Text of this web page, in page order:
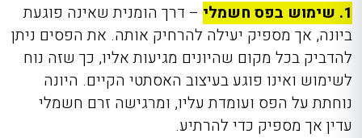
1. שימוש בפס חשמלי
– דרך הומנית שאינה פוגעת
ביונה, אך מספיק יעילה להרחיק אותה. את הפסים ניתן
להדביק בכל מקום שהיונים מגיעות אליו, כך שזה נוח
לשימוש ואינו פוגע בעיצוב האסתטי הקיים. היונה
נוחתת על הפס ועומדת עליו, ומרגישה זרם חשמלי
עדין אך מספיק כדי להרתיע.